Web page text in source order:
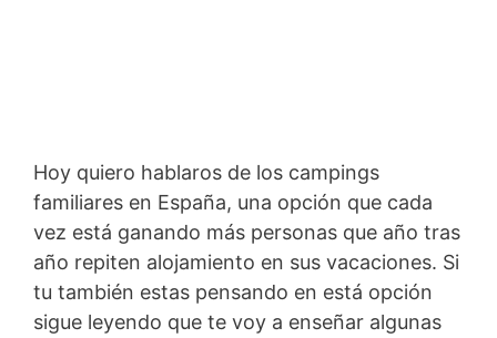
Hoy quiero hablaros de los campings
familiares en España, una opción que cada
vez está ganando más personas que año tras
año repiten alojamiento en sus vacaciones. Si
tu también estas pensando en está opción
sigue leyendo que te voy a enseñar algunas